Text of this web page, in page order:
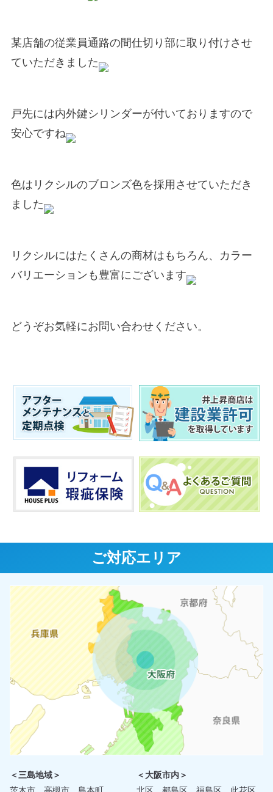
某店舗の従業員通路の間仕切り部に取り付けさせ
ていただきました
戸先には内外鍵シリンダーが付いておりますので
安心ですね
色はリクシルのブロンズ色を採用させていただき
ました
リクシルにはたくさんの商材はもちろん、カラー
バリエーションも豊富にございます
どうぞお気軽にお問い合わせください。
ご対応エリア
＜三島地域＞
茨木市、高槻市、島本町
＜大阪市内＞
北区、都島区、福島区、此花区